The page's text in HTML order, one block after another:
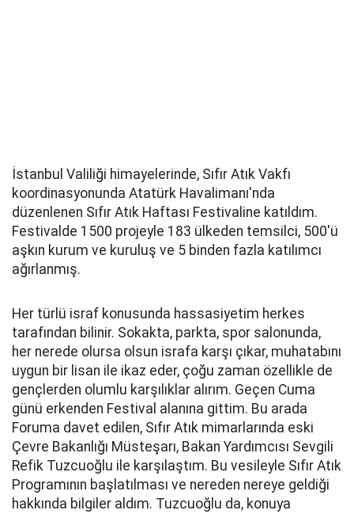
İstanbul Valiliği himayelerinde, Sıfır Atık Vakfı
koordinasyonunda Atatürk Havalimanı'nda
düzenlenen Sıfır Atık Haftası Festivaline katıldım.
Festivalde 1500 projeyle 183 ülkeden temsilci, 500'ü
aşkın kurum ve kuruluş ve 5 binden fazla katılımcı
ağırlanmış.
Her türlü israf konusunda hassasiyetim herkes
tarafından bilinir. Sokakta, parkta, spor salonunda,
her nerede olursa olsun israfa karşı çıkar, muhatabını
uygun bir lisan ile ikaz eder, çoğu zaman özellikle de
gençlerden olumlu karşılıklar alırım. Geçen Cuma
günü erkenden Festival alanına gittim. Bu arada
Foruma davet edilen, Sıfır Atık mimarlarında eski
Çevre Bakanlığı Müsteşarı, Bakan Yardımcısı Sevgili
Refik Tuzcuoğlu ile karşılaştım. Bu vesileyle Sıfır Atık
Programının başlatılması ve nereden nereye geldiği
hakkında bilgiler aldım. Tuzcuoğlu da, konuya